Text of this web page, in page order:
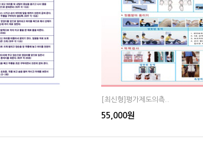
[최신형]평가제도의측..
55,000원